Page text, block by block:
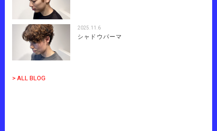
2025.11.6
シャドウパーマ
> ALL BLOG